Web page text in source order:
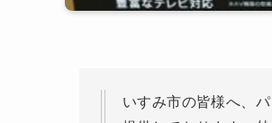
いすみ市の皆様へ、